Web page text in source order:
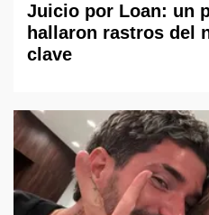
Juicio por Loan: un
hallaron rastros del
clave